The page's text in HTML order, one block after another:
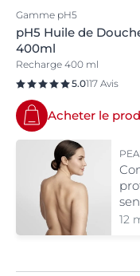
Gamme pH5
pH5 Huile de
400ml
Recharge 400 ml
5.0117 Avis
Acheter le
12